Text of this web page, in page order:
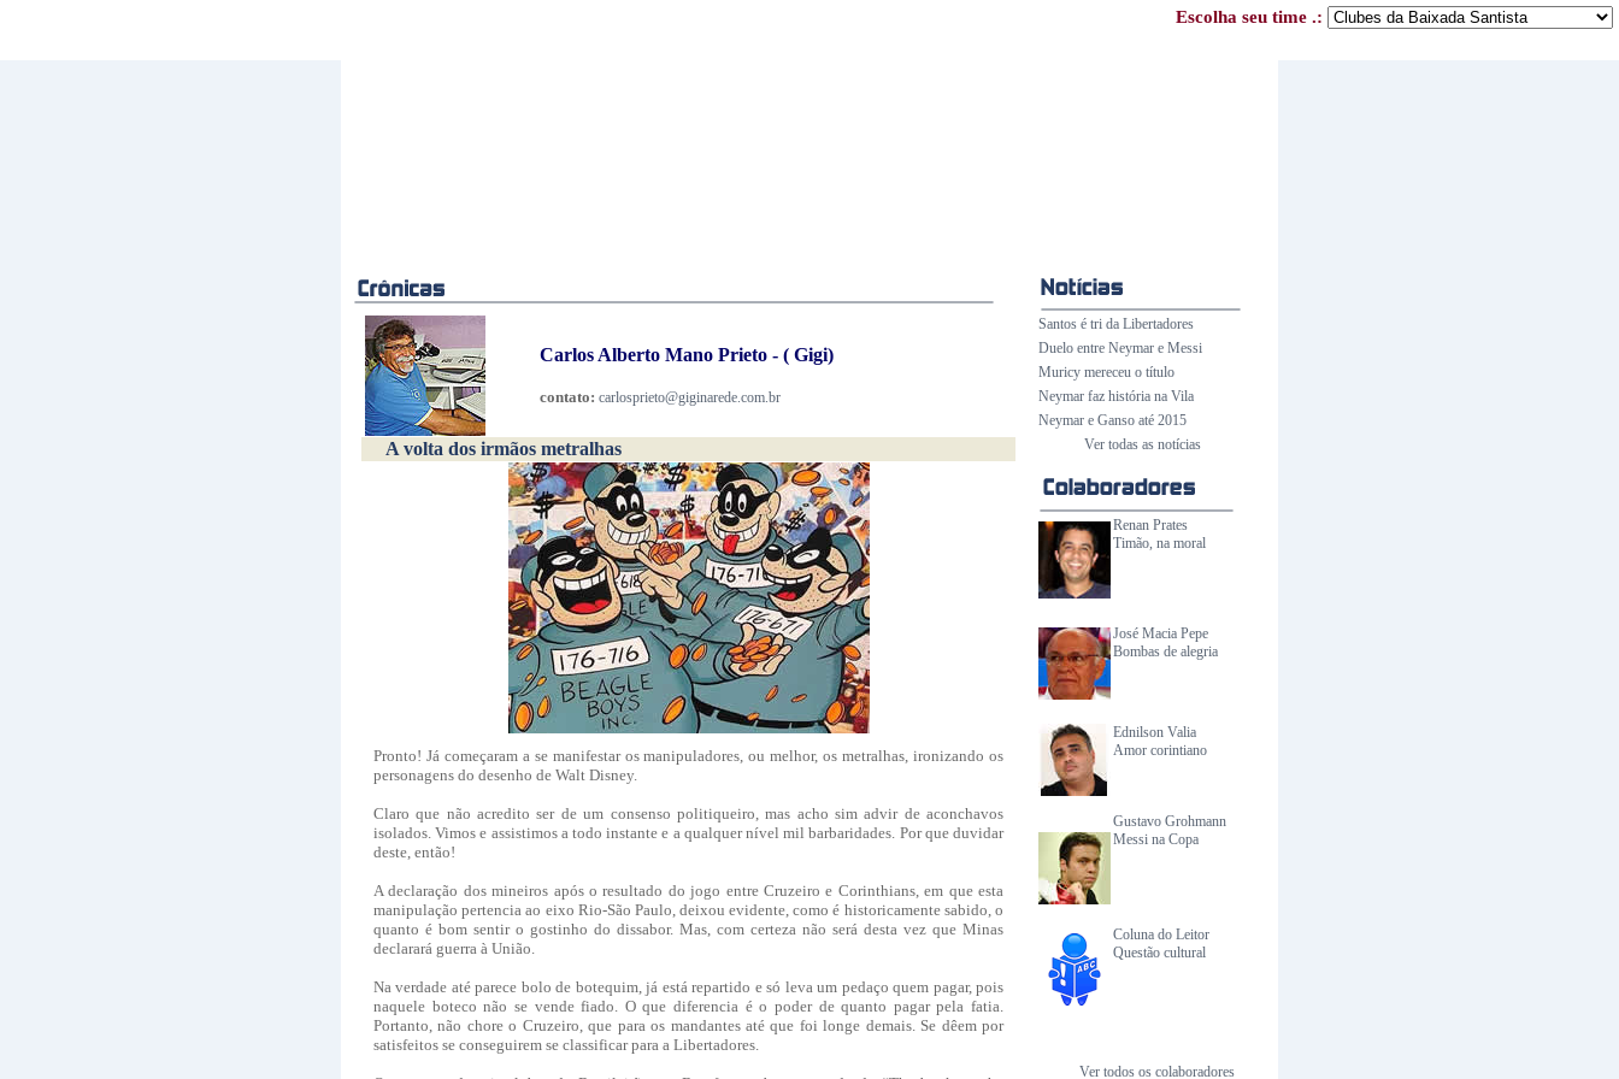
Escolha seu time .:
Santos é tri da Libertadores
Duelo entre Neymar e Messi
Muricy mereceu o título
Neymar faz história na Vila
Neymar e Ganso até 2015
Ver todas as notícias
Renan Prates
Timão, na moral
José Macia Pepe
Bombas de alegria
Ednilson Valia
Amor corintiano
Gustavo Grohmann
Messi na Copa
Coluna do Leitor
Questão cultural
Ver todos os colaboradores
Carlos Alberto Mano Prieto - ( Gigi)
contato: carlosprieto@giginarede.com.br
A volta dos irmãos metralhas
Pronto! Já começaram a se manifestar os manipuladores, ou melhor, os metralhas, ironizando os
personagens do desenho de Walt Disney.
Claro que não acredito ser de um consenso politiqueiro, mas acho sim advir de aconchavos
isolados. Vimos e assistimos a todo instante e a qualquer nível mil barbaridades. Por que duvidar
deste, então!
A declaração dos mineiros após o resultado do jogo entre Cruzeiro e Corinthians, em que esta
manipulação pertencia ao eixo Rio-São Paulo, deixou evidente, como é historicamente sabido, o
quanto é bom sentir o gostinho do dissabor. Mas, com certeza não será desta vez que Minas
declarará guerra à União.
Na verdade até parece bolo de botequim, já está repartido e só leva um pedaço quem pagar, pois
naquele boteco não se vende fiado. O que diferencia é o poder de quanto pagar pela fatia.
Portanto, não chore o Cruzeiro, que para os mandantes até que foi longe demais. Se dêem por
satisfeitos se conseguirem se classificar para a Libertadores.